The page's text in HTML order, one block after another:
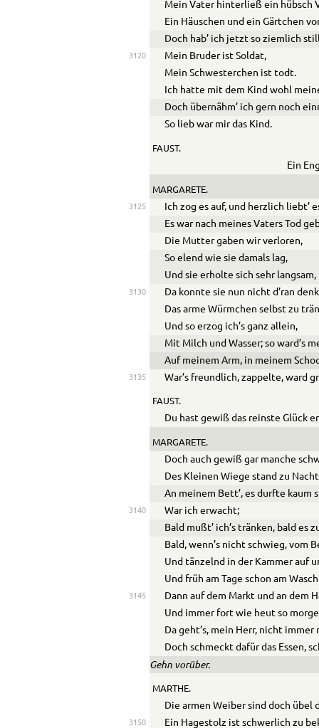
Mein Vater hinterließ ein hübsch
Ein Häuschen und ein Gärtchen
Doch hab’ ich jetzt so ziemlich
3120
Mein Bruder ist Soldat,
Mein Schwesterchen ist todt.
Ich hatte mit dem Kind wohl
Doch übernähm’ ich gern noch
So lieb war mir das Kind.
FAUST.
Ein
MARGARETE.
3125
Ich zog es auf, und herzlich liebt’
Es war nach meines Vaters Tod
Die Mutter gaben wir verloren,
So elend wie sie damals lag,
Und sie erholte sich sehr langsam,
3130
Da konnte sie nun nicht d’ran
Das arme Würmchen selbst zu
Und so erzog ich’s ganz allein,
Mit Milch und Wasser; so ward’s
Auf meinem Arm, in meinem
3135 War’s freundlich, zappelte, ward
FAUST.
Du hast gewiß das reinste Glück
MARGARETE.
Doch auch gewiß gar manche
Des Kleinen Wiege stand zu Nacht
An meinem Bett’, es durfte kaum
3140
War ich erwacht;
Bald mußt’ ich’s tränken, bald es
Bald, wenn’s nicht schwieg, vom
Und tänzelnd in der Kammer auf
Und früh am Tage schon am
3145
Dann auf dem Markt und an dem
Und immer fort wie heut so
Da geht’s, mein Herr, nicht immer
Doch schmeckt dafür das Essen,
Gehn vorüber.
MARTHE.
Die armen Weiber sind doch übel
3150 Ein Hagestolz ist schwerlich zu